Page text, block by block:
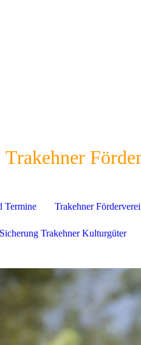
Trakehner
Termine Trakehner
Sicherung Trakehner Kulturgüter